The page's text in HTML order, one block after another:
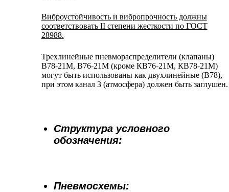
Виброустойчивость и вибропрочность должны
соответствовать II степени жесткости по ГОСТ
28988.
Трехлинейные пневмораспределители (клапаны)
В78-21М, В76-21М (кроме КВ76-21М, КВ78-21М)
могут быть использованы как двухлинейные (В78),
при этом канал 3 (атмосфера) должен быть заглушен.
Структура условного
обозначения:
Пневмосхемы: